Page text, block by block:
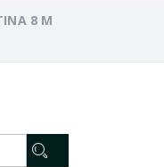
8 M